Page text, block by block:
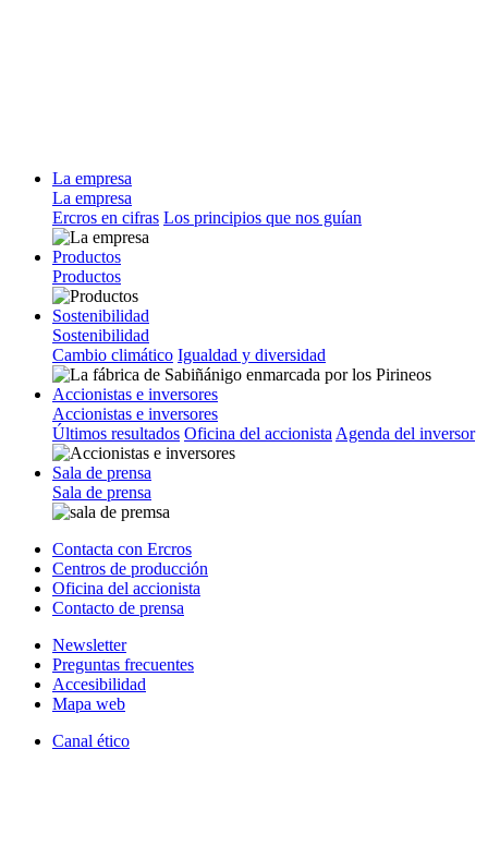
La empresa
La empresa
Ercros en cifras Los principios que nos guían
Productos
Productos
Sostenibilidad
Sostenibilidad
Cambio climático Igualdad y diversidad
Accionistas e inversores
Accionistas e inversores
Últimos resultados Oficina del accionista Agenda del inversor
Sala de prensa
Sala de prensa
Contacta con Ercros
Centros de producción
Oficina del accionista
Contacto de prensa
Newsletter
Preguntas frecuentes
Accesibilidad
Mapa web
Canal ético